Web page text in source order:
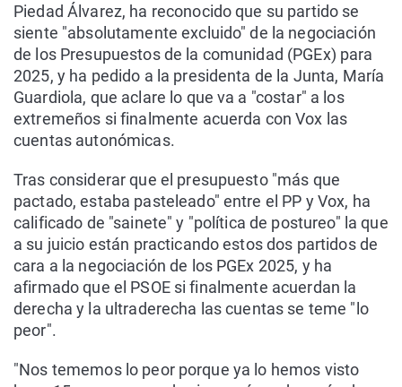
Piedad Álvarez, ha reconocido que su partido se
siente "absolutamente excluido" de la negociación
de los Presupuestos de la comunidad (PGEx) para
2025, y ha pedido a la presidenta de la Junta, María
Guardiola, que aclare lo que va a "costar" a los
extremeños si finalmente acuerda con Vox las
cuentas autonómicas.
Tras considerar que el presupuesto "más que
pactado, estaba pasteleado" entre el PP y Vox, ha
calificado de "sainete" y "política de postureo" la que
a su juicio están practicando estos dos partidos de
cara a la negociación de los PGEx 2025, y ha
afirmado que el PSOE si finalmente acuerdan la
derecha y la ultraderecha las cuentas se teme "lo
peor".
"Nos tememos lo peor porque ya lo hemos visto